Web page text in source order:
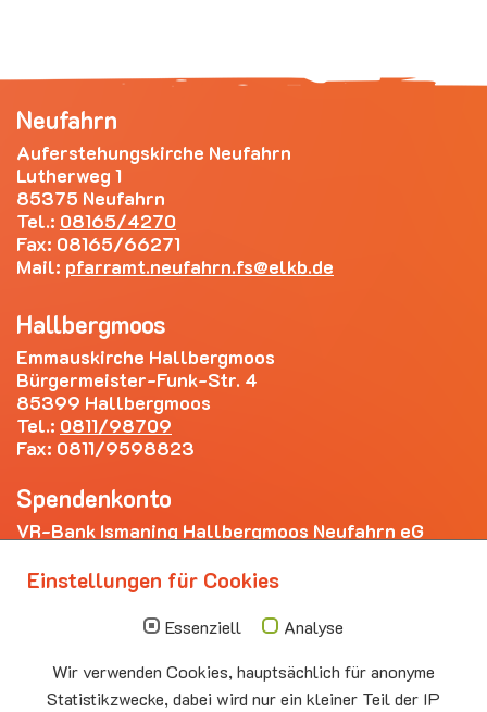
Neufahrn
Auferstehungskirche Neufahrn
Lutherweg 1
85375 Neufahrn
Tel.: 08165/4270
Fax: 08165/66271
Mail: pfarramt.neufahrn.fs elkb.de
Hallbergmoos
Emmauskirche Hallbergmoos
Bürgermeister-Funk-Str. 4
85399 Hallbergmoos
Tel.: 0811/98709
Fax: 0811/9598823
Spendenkonto
VR-Bank Ismaning Hallbergmoos Neufahrn eG
Die nächsten Termine
10.00 - 11.00
Auferstehungskirche Neufahrn
Einstellungen für Cookies
Essenziell
Analyse
Wir verwenden Cookies, hauptsächlich für anonyme
Statistikzwecke, dabei wird nur ein kleiner Teil der IP